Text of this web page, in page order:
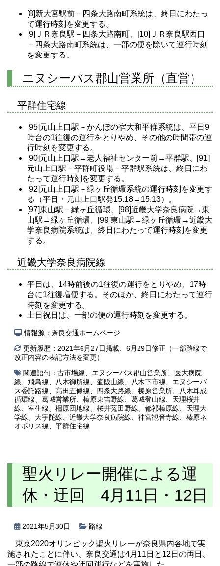
[8]新大宮駅前－四条大路南町系統は、終日にわたっ
て運行時刻を変更する。
[9]ＪＲ奈良駅－四条大路南町、[10]ＪＲ奈良駅西口
－四条大路南町系統は、一部の便を除いて運行時刻
を変更する。
エヌシーバス郡山営業所（直営）
平群住宅線
[95]元山上口駅－かんぽの宿大和平群系統は、平日9
時台の1往復の運行をとりやめ、その他の時間帯の運
行時刻を変更する。
[90]元山上口駅→老人福祉センター前→平群駅、[91]
元山上口駅－平群町役場－平群駅系統は、終日にわ
たって運行時刻を変更する。
[92]元山上口駅－緑ヶ丘循環系統の運行時刻を変更す
る
（平日・元山上口駅発15:18→15:13）
。
[97]東山駅－緑ヶ丘循環、[98]近畿大学奈良病院→東
山駅→緑ヶ丘循環、[99]東山駅→緑ヶ丘循環→近畿大
学奈良病院系統は、終日にわたって運行時刻を変更
する。
近畿大学奈良病院線
平日は、14時前後の1往復の運行をとりやめ、17時
台に1往復増便する。そのほか、終日にわたって運行
時刻を変更する。
土日祝日は、一部の便の運行時刻を変更する。
情報源：奈良交通ホームページ
更新履歴：2021年6月27日掲載、6月29日修正（一部路線で
改正内容の表記方法を変更）
関連語句： 古市場線 エヌシーバス郡山営業所
医大病院
線
飛鳥線 八木御所線 壷阪山線 八木下市線
エヌシーバ
ス委託路線
高田五條線 四条大路線 榛原営業所
八木耳成
循環線
葛城営業所 榛原東吉野線 葛城登山線
天理桜井
線
室生線 橿原団地線 桜井菟田野線 都祁榛原線
天理大
学線
大宇陀線 近畿大学奈良病院線 神宮観音寺線
榛原ネ
オポリス線
平群住宅線
聖火リレー開催による運
休・迂回 4月11日・12日
2021年5月30日 路線
東京2020オリンピック聖火リレーが奈良県内各地で実
施されたことに伴い、奈良交通は4月11日と12日の両日、